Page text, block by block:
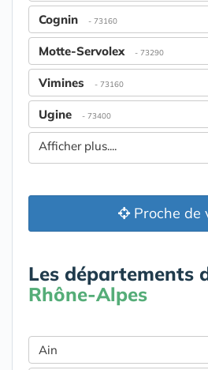
Cognin - 73160
Motte-Servolex - 73290
Vimines - 73160
Ugine - 73400
Afficher plus....
Proche de
Les départements
Rhône-Alpes
Ain